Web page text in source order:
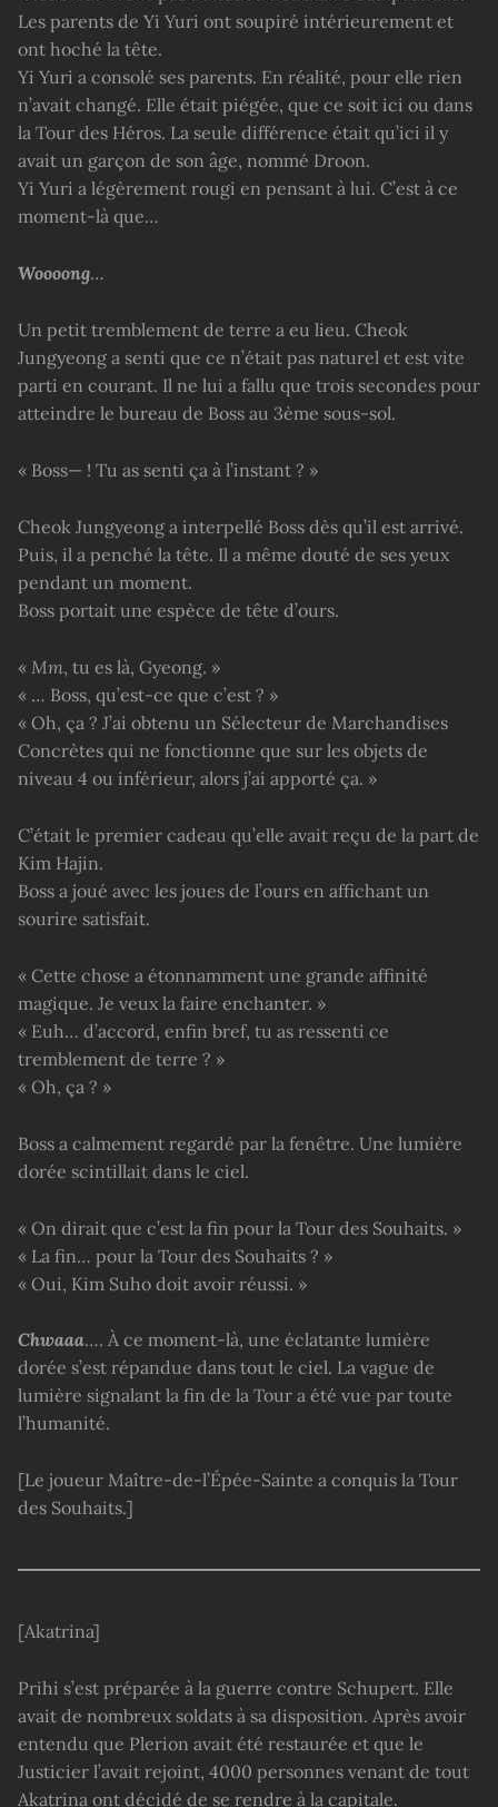
Les parents de Yi Yuri ont soupiré intérieurement et
ont hoché la tête.
Yi Yuri a consolé ses parents. En réalité, pour elle rien
n’avait changé. Elle était piégée, que ce soit ici ou dans
la Tour des Héros. La seule différence était qu’ici il y
avait un garçon de son âge, nommé Droon.
Yi Yuri a légèrement rougi en pensant à lui. C’est à ce
moment-là que…
Woooong…
Un petit tremblement de terre a eu lieu. Cheok
Jungyeong a senti que ce n’était pas naturel et est vite
parti en courant. Il ne lui a fallu que trois secondes pour
atteindre le bureau de Boss au 3ème sous-sol.
« Boss— ! Tu as senti ça à l’instant ? »
Cheok Jungyeong a interpellé Boss dès qu’il est arrivé.
Puis, il a penché la tête. Il a même douté de ses yeux
pendant un moment.
Boss portait une espèce de tête d’ours.
« Mm, tu es là, Gyeong. »
« … Boss, qu’est-ce que c’est ? »
« Oh, ça ? J’ai obtenu un Sélecteur de Marchandises
Concrètes qui ne fonctionne que sur les objets de
niveau 4 ou inférieur, alors j’ai apporté ça. »
C’était le premier cadeau qu’elle avait reçu de la part de
Kim Hajin.
Boss a joué avec les joues de l’ours en affichant un
sourire satisfait.
« Cette chose a étonnamment une grande affinité
magique. Je veux la faire enchanter. »
« Euh… d’accord, enfin bref, tu as ressenti ce
tremblement de terre ? »
« Oh, ça ? »
Boss a calmement regardé par la fenêtre. Une lumière
dorée scintillait dans le ciel.
« On dirait que c’est la fin pour la Tour des Souhaits. »
« La fin… pour la Tour des Souhaits ? »
« Oui, Kim Suho doit avoir réussi. »
Chwaaa…. À ce moment-là, une éclatante lumière
dorée s’est répandue dans tout le ciel. La vague de
lumière signalant la fin de la Tour a été vue par toute
l’humanité.
[Le joueur Maître-de-l’Épée-Sainte a conquis la Tour
des Souhaits.]
[Akatrina]
Prihi s’est préparée à la guerre contre Schupert. Elle
avait de nombreux soldats à sa disposition. Après avoir
entendu que Plerion avait été restaurée et que le
Justicier l’avait rejoint, 4000 personnes venant de tout
Akatrina ont décidé de se rendre à la capitale.